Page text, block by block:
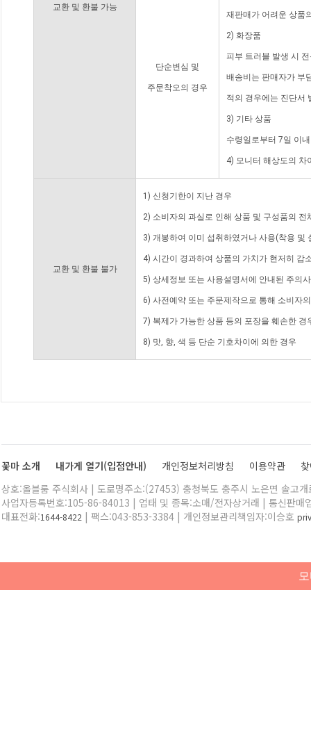
교환 및 환불 가능
단순변심 및
주문착오의 경우
재판매가 어려운 상품
2) 화장품
피부 트러블 발생 시
배송비는 판매자가 부
적의 경우에는 진단서
3) 기타 상품
수령일로부터 7일 이
4) 모니터 해상도의 차
교환 및 환불 불가
1) 신청기한이 지난 경우
2) 소비자의 과실로 인해 상품 및 구성품의
3) 개봉하여 이미 섭취하였거나 사용(착용 및
4) 시간이 경과하여 상품의 가치가 현저히 감
5) 상세정보 또는 사용설명서에 안내된 주의
6) 사전예약 또는 주문제작으로 통해 소비자
7) 복제가 가능한 상품 등의 포장을 훼손한 경
8) 맛, 향, 색 등 단순 기호차이에 의한 경우
꽃마 소개 내가게 열기(입점안내) 개인정보처리방침 이용약관
상호:올블룸 주식회사 | 도로명주소:(27453) 충청북도 충주시 노은면 솔고
사업자등록번호:105-86-84013 | 업태 및 종목:소매/전자상거래 | 통신판매
대표전화:1644-8422 | 팩스:043-853-3384 | 개인정보관리책임자:이승호